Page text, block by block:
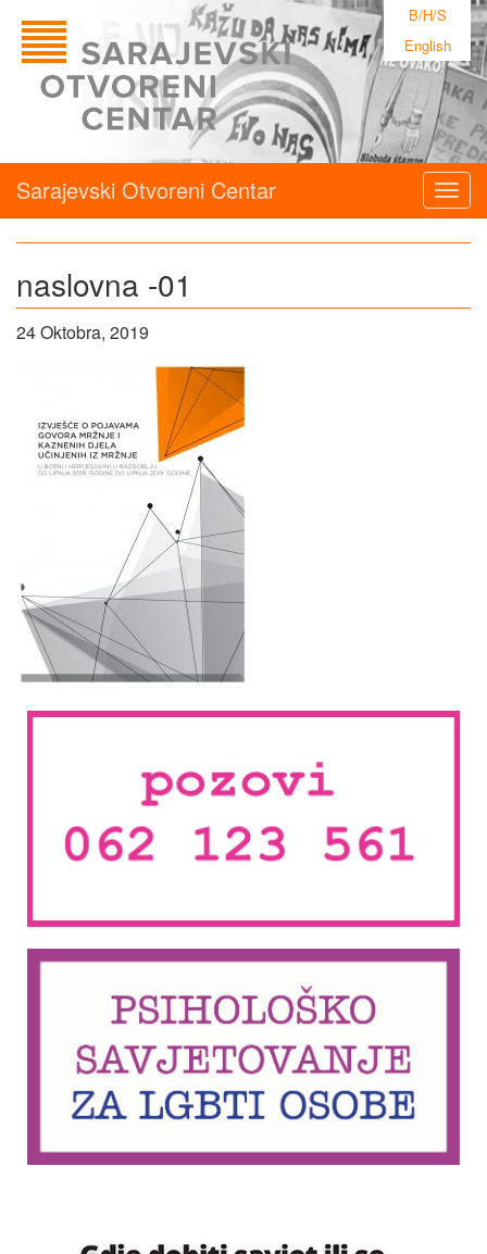
B/H/S
English
Sarajevski Otvoreni Centar
naslovna -01
24 Oktobra, 2019